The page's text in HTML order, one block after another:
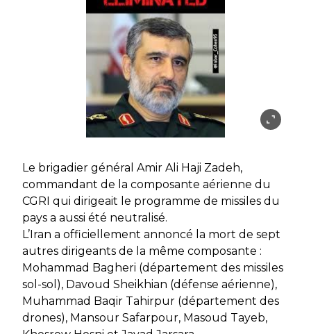
Le brigadier général Amir Ali Haji Zadeh,
commandant de la composante aérienne du
CGRI qui dirigeait le programme de missiles du
pays a aussi été neutralisé.
L’Iran a officiellement annoncé la mort de sept
autres dirigeants de la même composante :
Mohammad Bagheri (département des missiles
sol-sol), Davoud Sheikhian (défense aérienne),
Muhammad Baqir Tahirpur (département des
drones), Mansour Safarpour, Masoud Tayeb,